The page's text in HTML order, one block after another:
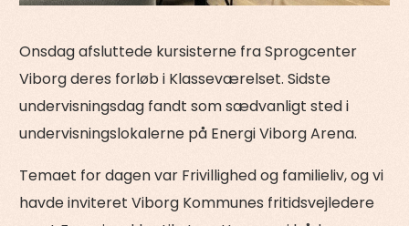
Onsdag afsluttede kursisterne fra Sprogcenter
Viborg deres forløb i Klasseværelset. Sidste
undervisningsdag fandt som sædvanligt sted i
undervisningslokalerne på Energi Viborg Arena.
Temaet for dagen var Frivillighed og familieliv, og vi
havde inviteret Viborg Kommunes fritidsvejledere